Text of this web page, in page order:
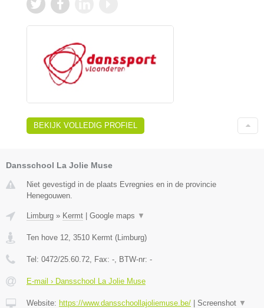
BEKIJK VOLLEDIG PROFIEL
Dansschool La Jolie Muse
Niet gevestigd in de plaats Evregnies en in de provincie
Henegouwen.
Limburg » Kermt Google maps ▼
Ten hove 12 3510 Kermt ( Limburg)
Tel: 0472/25.60.72 , Fax: - , BTW-nr: -
E-mail › Dansschool La Jolie Muse
Website: https://www.dansschoollajoliemuse.be/ Screenshot ▼